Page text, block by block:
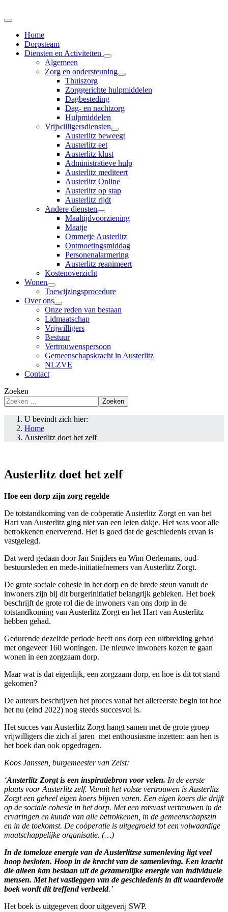
Home
Dorpsteam
Diensten en Activiteiten
Algemeen
Zorg en ondersteuning
Thuiszorg
Zorggerichte hulpmiddelen
Dagbesteding
Dag- en nachtzorg
Hulpmiddelen
Vrijwilligersdiensten
Austerlitz beweegt
Austerlitz eet
Austerlitz klust
Administratieve hulp
Austerlitz mediteert
Austerlitz Online
Austerlitz op stap
Austerlitz rijdt
Andere diensten
Maaltijdvoorziening
Maatje
Ommetje Austerlitz
Ontmoetingsmiddag
Personenalarmering
Austerlitz reanimeert
Kostenoverzicht
Wonen
Toewijzingsprocedure
Over ons
Onze reden van bestaan
Lidmaatschap
Vrijwilligers
Bestuur
Vertrouwenspersoon
Gemeenschapskracht in Austerlitz
NLZVE
Contact
Zoeken
Zoeken
U bevindt zich hier:
Home
Austerlitz doet het zelf
Austerlitz doet het zelf
Hoe een dorp zijn zorg regelde
De totstandkoming van de coöperatie Austerlitz Zorgt en van het
Hart van Austerlitz ging niet van een leien dakje. Het was voor alle
betrokkenen enerverend. Het is goed dat de geschiedenis ervan is
vastgelegd.
Dat werd gedaan door Jan Snijders en Wim Oerlemans, oud-
bestuursleden en mede-initiatiefnemers van Austerlitz Zorgt.
De grote sociale cohesie in het dorp en de brede steun vanuit de
inwoners zijn bij dit burgerinitiatief belangrijk gebleken. Het boek
beschrijft de grote rol die de inwoners van ons dorp in de
totstandkoming van Austerlitz Zorgt en het Hart van Austerlitz
hebben gehad.
Gedurende dezelfde periode heeft ons dorp een uitbreiding gehad
met ongeveer 160 woningen. De nieuwe inwoners kozen te gaan
wonen in een zorgzaam dorp.
Maar wat is dat eigenlijk, een zorgzaam dorp, en hoe is dit tot stand
gekomen?
De auteurs beschrijven het proces vanaf het allereerste begin tot hoe
het nu (eind 2022) nog steeds succesvol is.
Het succes van Austerlitz Zorgt hangt samen met de grote groep
vrijwilligers die zich al jaren met enthousiasme inzetten: aan hen is
het boek dan ook opgedragen.
Koos Janssen, burgemeester van Zeist:
‘Austerlitz Zorgt is een inspiratiebron voor velen. In de eerste
plaats voor Austerlitz zelf. Vanuit het volste vertrouwen is Austerlitz
Zorgt een geheel eigen koers blijven varen. Een eigen koers die drijft
op de sociale cohesie in het dorp. Met een rotsvast vertrouwen in de
ervaringen en kunde van alle betrokkenen, in de gemeenschapszin
en in de toekomst. De coöperatie is uitgegroeid tot een volwaardige
maatschappelijke organisatie. (…)
In de tomeloze energie van de Austerlitzse samenleving ligt veel
hoop besloten. Hoop in de kracht van de samenleving. Een kracht
die alleen kan bestaan uit de gezamenlijke energie van individuele
mensen. Met het vastleggen van de geschiedenis in dit waardevolle
boek wordt dit treffend verbeeld.’
Het boek is uitgegeven door uitgeverij SWP.